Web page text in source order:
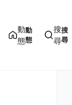
動
態
動
態
搜
尋
搜
尋